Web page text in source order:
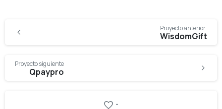
Proyecto anterior
WisdomGift
Proyecto siguiente
Qpaypro
-